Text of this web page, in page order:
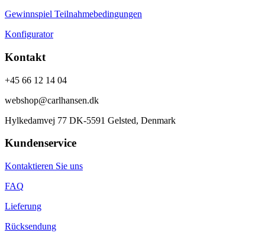
Gewinnspiel Teilnahmebedingungen
Konfigurator
Kontakt
+45 66 12 14 04
webshop@carlhansen.dk
Hylkedamvej 77 DK-5591 Gelsted, Denmark
Kundenservice
Kontaktieren Sie uns
FAQ
Lieferung
Rücksendung